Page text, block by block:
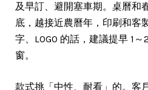
及早訂、避開塞車期。桌曆和
底，越接近農曆年，印刷和客
字、LOGO 的話，建議提早 1
窗。
款式挑「中性、耐看」的。客